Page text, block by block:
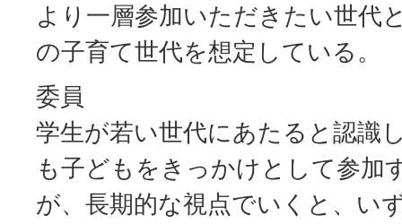
より一層参加いただきたい世代
の子育て世代を想定している。
委員
学生が若い世代にあたると認識
も子どもをきっかけとして参加
が、長期的な視点でいくと、い